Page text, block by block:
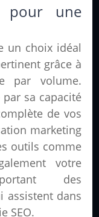
pour une
un choix idéal
grâce à
par volume.
par sa capacité
de vos
marketing
outils comme
votre
des
assistent dans
SEO.